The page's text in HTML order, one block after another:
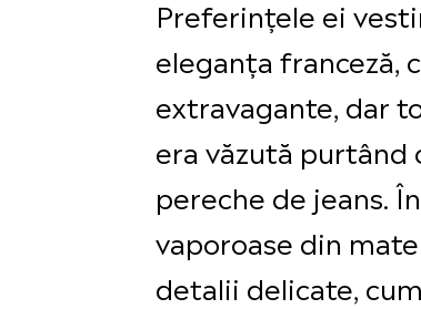
Preferințele ei
eleganța franceză,
extravagante, dar
era văzută purtând
pereche de jeans.
vaporoase din
detalii delicate,